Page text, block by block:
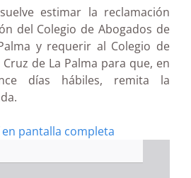
estimar la reclamación
del Colegio de Abogados de
y requerir al Colegio de
de La Palma para que, en
días hábiles, remita la
pantalla completa